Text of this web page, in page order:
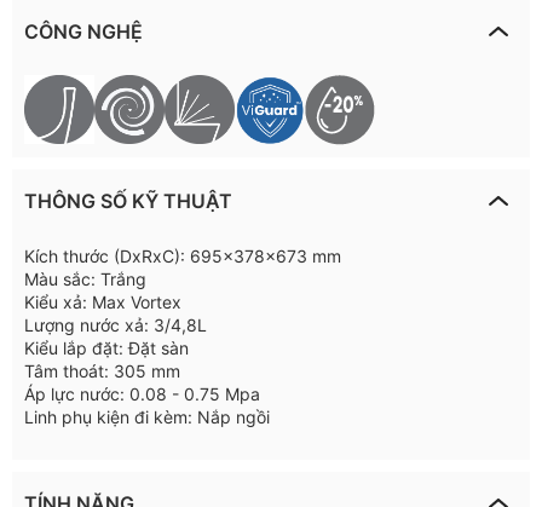
CÔNG NGHỆ
THÔNG SỐ KỸ THUẬT
Kích thước (DxRxC): 695x378x673 mm
Màu sắc: Trắng
Kiểu xả: Max Vortex
Lượng nước xả: 3/4,8L
Kiểu lắp đặt: Đặt sàn
Tâm thoát: 305 mm
Áp lực nước: 0.08 - 0.75 Mpa
Linh phụ kiện đi kèm: Nắp ngồi